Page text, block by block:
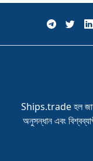
Ships.trade হল
অনুসন্ধান এবং